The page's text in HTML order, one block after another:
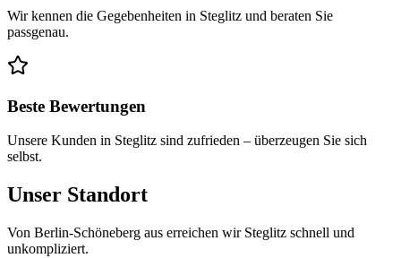
Wir kennen die Gegebenheiten in Steglitz und beraten Sie
passgenau.
Beste Bewertungen
Unsere Kunden in Steglitz sind zufrieden – überzeugen Sie sich
selbst.
Unser Standort
Von Berlin-Schöneberg aus erreichen wir Steglitz schnell und
unkompliziert.